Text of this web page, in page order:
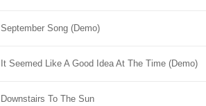
September Song (Demo)
It Seemed Like A Good Idea At The Time (Demo)
Downstairs To The Sun